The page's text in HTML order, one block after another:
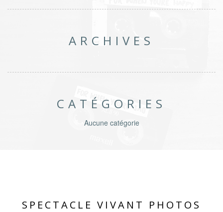
ARCHIVES
CATÉGORIES
Aucune catégorie
SPECTACLE VIVANT PHOTOS